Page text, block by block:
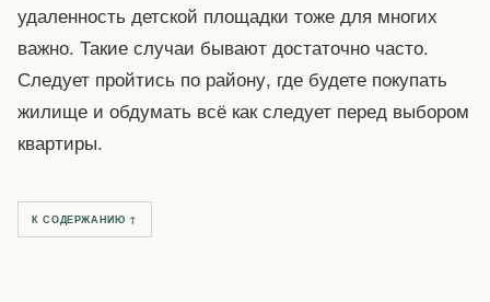
удаленность детской площадки тоже для многих
важно. Такие случаи бывают достаточно часто.
Следует пройтись по району, где будете покупать
жилище и обдумать всё как следует перед выбором
квартиры.
К СОДЕРЖАНИЮ ↑